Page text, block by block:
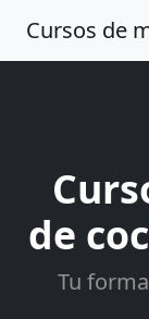
Cursos de
de
Tu